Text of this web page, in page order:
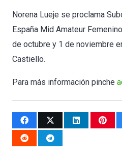
Norena Lueje se proclama
España Mid Amateur
de octubre y 1 de noviembre
Castiello.
Para más información pinche